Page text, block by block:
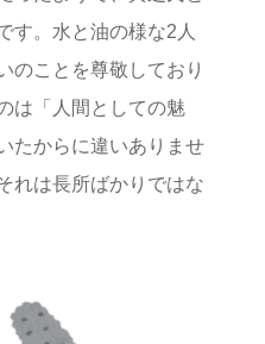
す。水と油の様な2人
のことを尊敬しており
は「人間としての魅
たからに違いありませ
れは長所ばかりではな